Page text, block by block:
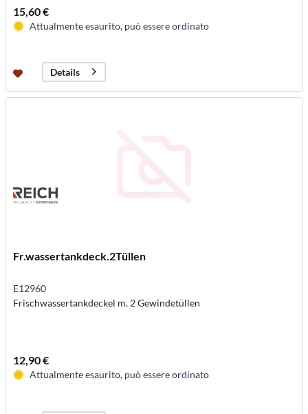
15,60 €
Attualmente esaurito, può essere ordinato
Details
Fr.wassertankdeck.2Tüllen
E12960
Frischwassertankdeckel m. 2 Gewindetüllen
12,90 €
Attualmente esaurito, può essere ordinato